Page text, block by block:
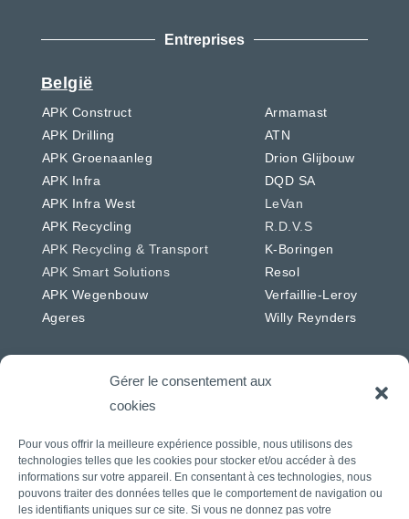
Gérer le consentement aux
cookies
Pour vous offrir la meilleure expérience possible, nous utilisons des
technologies telles que les cookies pour stocker et/ou accéder à des
informations sur votre appareil. En consentant à ces technologies, nous
pouvons traiter des données telles que le comportement de navigation ou
les identifiants uniques sur ce site. Si vous ne donnez pas votre
Entreprises
België
APK Construct
APK Drilling
APK Groenaanleg
APK Infra
APK Infra West
APK Recycling
APK Recycling & Transport
APK Smart Solutions
APK Wegenbouw
Ageres
Armamast
ATN
Drion Glijbouw
DQD SA
LeVan
R.D.V.S
K-Boringen
Resol
Verfaillie-Leroy
Willy Reynders
APK Energie & Water
APK Telecom
APK Wegenbouw
APK Solar
RSW
Westkabel